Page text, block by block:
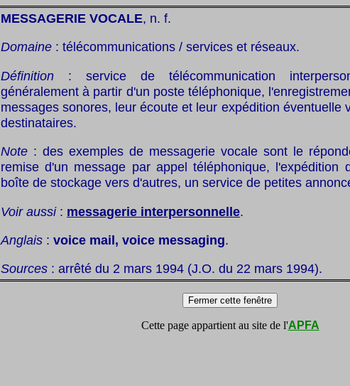
MESSAGERIE VOCALE, n. f.
Domaine : télécommunications / services et réseaux.
Définition : service de télécommunication
généralement à partir d'un poste téléphonique,
messages sonores, leur écoute et leur expédition éventuelle
destinataires.
Note : des exemples de messagerie vocale sont le
remise d'un message par appel téléphonique, l'expédition
boîte de stockage vers d'autres, un service de petites
Voir aussi: messagerie interpersonnelle.
Anglais : voice mail, voice messaging.
Sources : arrêté du 2 mars 1994 (J.O. du 22 mars 1994).
Cette page appartient au site de l'APFA